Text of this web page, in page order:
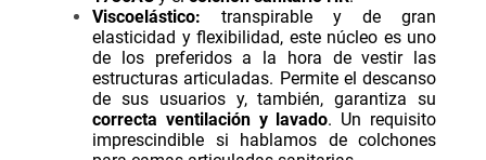
Viscoelástico: transpirable y de gran
elasticidad y flexibilidad, este núcleo es uno
de los preferidos a la hora de vestir las
estructuras articuladas. Permite el descanso
de sus usuarios y, también, garantiza su
correcta ventilación y lavado. Un requisito
imprescindible si hablamos de colchones